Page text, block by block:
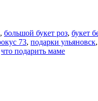
, большой букет роз, букет
73, подарки ульяновск,
что подарить маме